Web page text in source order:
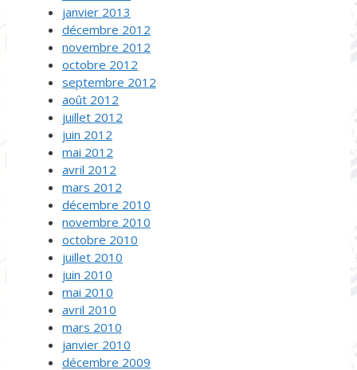
janvier 2013
décembre 2012
novembre 2012
octobre 2012
septembre 2012
août 2012
juillet 2012
juin 2012
mai 2012
avril 2012
mars 2012
décembre 2010
novembre 2010
octobre 2010
juillet 2010
juin 2010
mai 2010
avril 2010
mars 2010
janvier 2010
décembre 2009